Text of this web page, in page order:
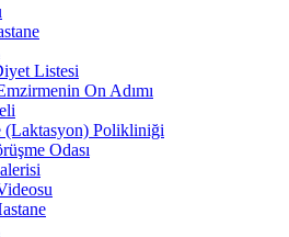
Listesi
On Adımı
(Laktasyon) Polikliniği
Odası